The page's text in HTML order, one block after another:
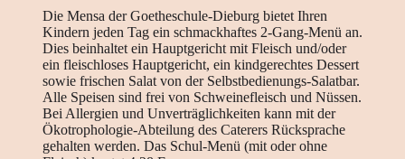
Die Mensa der Goetheschule-Dieburg bietet Ihren
Kindern jeden Tag ein schmackhaftes 2-Gang-Menü an.
Dies beinhaltet ein Hauptgericht mit Fleisch und/oder
ein fleischloses Hauptgericht, ein kindgerechtes Dessert
sowie frischen Salat von der Selbstbedienungs-Salatbar.
Alle Speisen sind frei von Schweinefleisch und Nüssen.
Bei Allergien und Unverträglichkeiten kann mit der
Ökotrophologie-Abteilung des Caterers Rücksprache
gehalten werden. Das Schul-Menü (mit oder ohne